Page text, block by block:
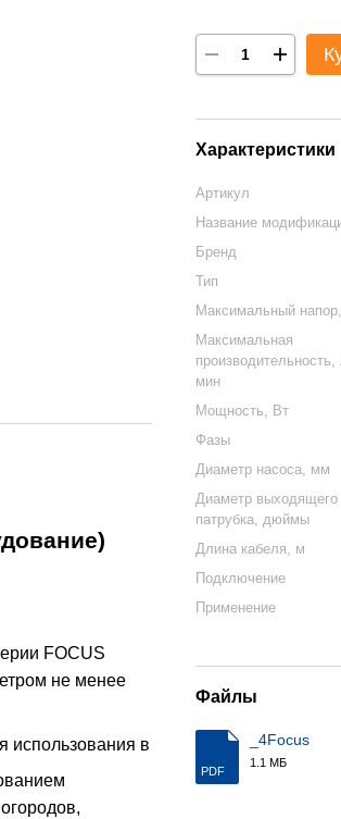
FOCUS
не менее
использования в
Характеристики
Артикул
Название
Бренд
Тип
Максимальный
Максимальная
производительность,
мин
Мощность, Вт
Фазы
Диаметр насоса, мм
Диаметр выходящего
патрубка, дюймы
Длина кабеля, м
Подключение
Применение
Файлы
PDF
_4Focus
1.1 МБ